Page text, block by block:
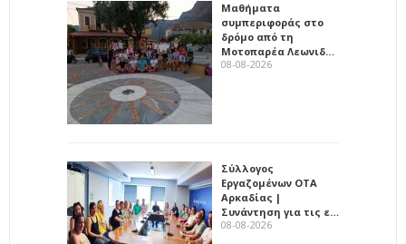
Μαθήματα
συμπεριφοράς στο
δρόμο από τη
Μοτοπαρέα Λεωνιδ…
08-08-2026
Σύλλογος
Εργαζομένων ΟΤΑ
Αρκαδίας |
Συνάντηση για τις ε…
08-08-2026